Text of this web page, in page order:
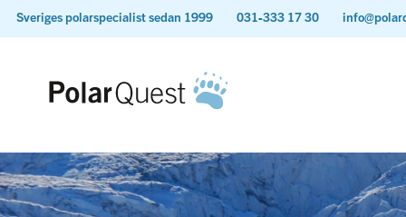
Sveriges polarspecialist sedan 1999 031-333 17 30